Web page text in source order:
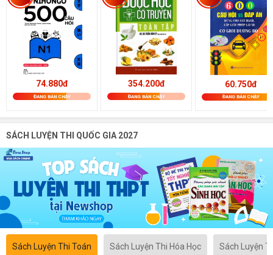
74.880đ
ĐANG BÁN CHẠY
354.200đ
ĐANG BÁN CHẠY
60.750đ
ĐANG BÁN CHẠY
SÁCH LUYỆN THI QUỐC GIA 2027
Sách Luyện Thi Toán Sách Luyện Thi Hóa Học Sách Luyện